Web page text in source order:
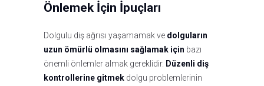
Önlemek İçin İpuçları
Dolgulu diş ağrısı yaşamamak ve dolguların
uzun ömürlü olmasını sağlamak için bazı
önemli önlemler almak gereklidir. Düzenli diş
kontrollerine gitmek dolgu problemlerinin